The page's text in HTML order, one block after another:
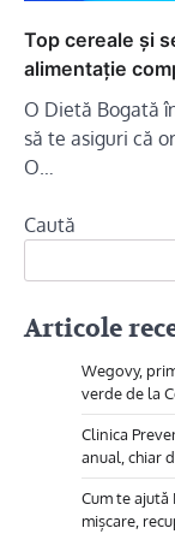
Top cereale și
alimentație
O Dietă Bogată
să te asiguri că
O…
Caută
Articole
Wegovy,
verde de la
Clinica
anual, chiar
Cum te
mișcare,